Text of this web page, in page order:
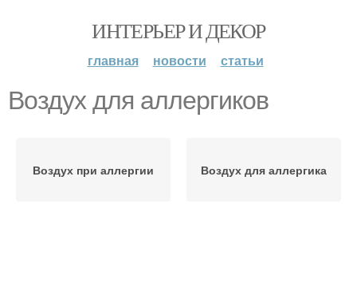
ИНТЕРЬЕР И ДЕКОР
главная новости статьи
Воздух для аллергиков
Воздух при аллергии Воздух для аллергика